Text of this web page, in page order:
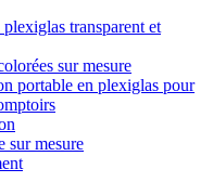
transparent et
sur mesure
portable en plexiglas pour
sur mesure